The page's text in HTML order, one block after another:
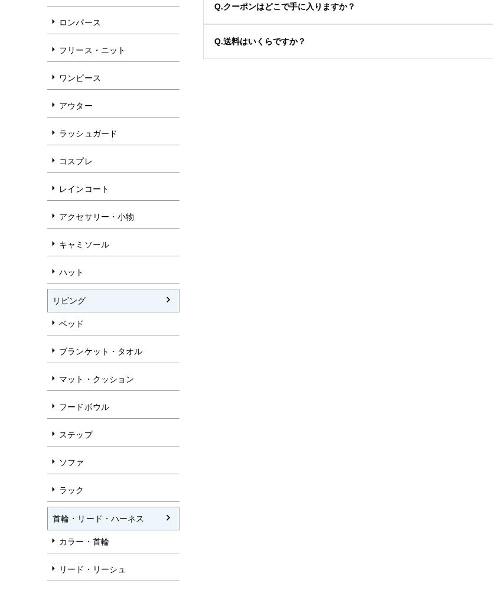
ロンパース
フリース・ニット
ワンピース
アウター
ラッシュガード
コスプレ
レインコート
アクセサリー・小物
キャミソール
ハット
リビング
ベッド
ブランケット・タオル
マット・クッション
フードボウル
ステップ
ソファ
ラック
首輪・リード・ハーネス
カラー・首輪
リード・リーシュ
Q.クーポンはどこで手に入りますか？
Q.送料はいくらですか？